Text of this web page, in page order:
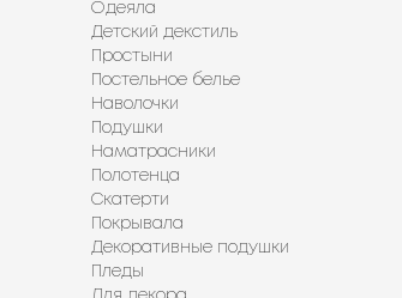
Одеяла
Детский декстиль
Простыни
Постельное белье
Наволочки
Подушки
Наматрасники
Полотенца
Скатерти
Покрывала
Декоративные подушки
Пледы